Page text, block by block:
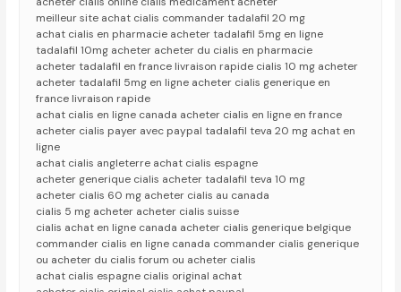
meilleur site achat cialis commander tadalafil 20 mg
achat cialis en pharmacie acheter tadalafil 5mg en ligne
tadalafil 10mg acheter acheter du cialis en pharmacie
acheter tadalafil en france livraison rapide cialis 10 mg acheter
acheter tadalafil 5mg en ligne acheter cialis generique en
france livraison rapide
achat cialis en ligne canada acheter cialis en ligne en france
acheter cialis payer avec paypal tadalafil teva 20 mg achat en
ligne
achat cialis angleterre achat cialis espagne
acheter generique cialis acheter tadalafil teva 10 mg
acheter cialis 60 mg acheter cialis au canada
cialis 5 mg acheter acheter cialis suisse
cialis achat en ligne canada acheter cialis generique belgique
commander cialis en ligne canada commander cialis generique
ou acheter du cialis forum ou acheter cialis
achat cialis espagne cialis original achat